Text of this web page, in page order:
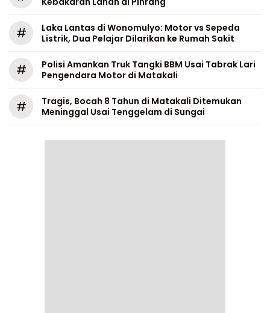
#
Laka Lantas di Wonomulyo: Motor vs Sepeda
Listrik, Dua Pelajar Dilarikan ke Rumah Sakit
#
Polisi Amankan Truk Tangki BBM Usai Tabrak Lari
Pengendara Motor di Matakali
#
Tragis, Bocah 8 Tahun di Matakali Ditemukan
Meninggal Usai Tenggelam di Sungai